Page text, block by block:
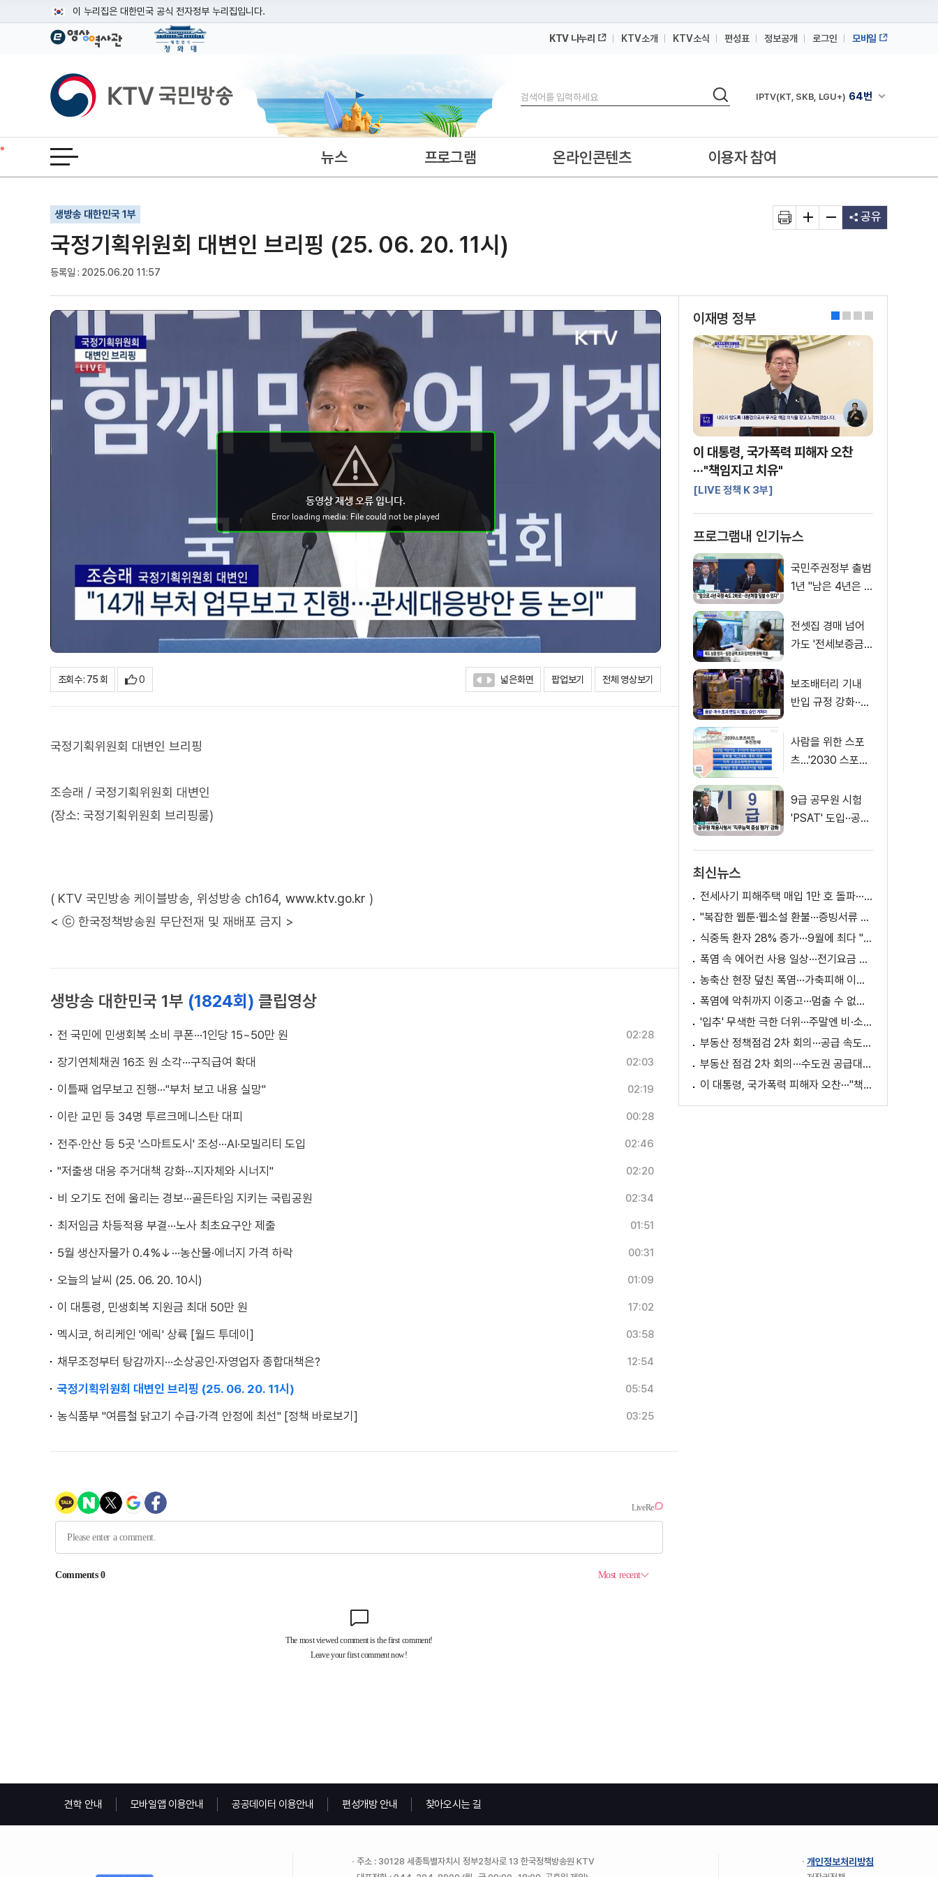
이 누리집은 대한민국 공식 전자정부 누리집입니다.
공식 누리집 주소 확인하기
이밖에 or.kr 또는 .kr등 다른 도메인 주소를 사용하고 있다면 아래 URL에서 도메인 주소를 확인해 보세요
운영중인 공식 누리집보기
KTV 나누리 KTV소개 KTV소식 편성표 정보공개 로그인 모바일
KTV국민방송
검색
검색 채널안내 펼쳐
IPTV(KT, SKB, LGU+) 64번
IPTV(KT, SKB, LGU+)
전체메뉴 열기 뉴스 프로그램 온라인콘텐츠 이용자 참여
생방송 대한민국 1부
국정기획위원회 대변인 브리핑 (25. 06. 20. 11시)
등록일 : 2025.06.20 11:57
기사인쇄
글자확대
글자축소 공유
조회수 : 75 회 0 넓은화면 팝업보기 전체 영상보기
국정기획위원회 대변인 브리핑
조승래 / 국정기획위원회 대변인
(장소: 국정기획위원회 브리핑룸)
( KTV 국민방송 케이블방송, 위성방송 ch164, www.ktv.go.kr )
< ⓒ 한국정책방송원 무단전재 및 재배포 금지 >
생방송 대한민국 1부 (1824회) 클립영상
전 국민에 민생회복 소비 쿠폰···1인당 15~50만 원 02:28
장기연체채권 16조 원 소각···구직급여 확대 02:03
이틀째 업무보고 진행···"부처 보고 내용 실망" 02:19
이란 교민 등 34명 투르크메니스탄 대피 00:28
전주·안산 등 5곳 '스마트도시' 조성···AI·모빌리티 도입 02:46
"저출생 대응 주거대책 강화···지자체와 시너지" 02:20
비 오기도 전에 울리는 경보···골든타임 지키는 국립공원 02:34
최저임금 차등적용 부결···노사 최초요구안 제출 01:51
5월 생산자물가 0.4%↓···농산물·에너지 가격 하락 00:31
오늘의 날씨 (25. 06. 20. 10시) 01:09
이 대통령, 민생회복 지원금 최대 50만 원 17:02
멕시코, 허리케인 '에릭' 상륙 [월드 투데이] 03:58
채무조정부터 탕감까지···소상공인·자영업자 종합대책은? 12:54
국정기획위원회 대변인 브리핑 (25. 06. 20. 11시) 05:54
농식품부 "여름철 닭고기 수급·가격 안정에 최선" [정책 바로보기] 03:25
이재명 정부 0
1
2
3
이 대통령, 국가폭력 피해자 오찬
···"책임지고 치유"
[LIVE 정책 K 3부]
프로그램내 인기뉴스
국민주권정부 출범
1년 "남은 4년은 8
전셋집 경매 넘어
가도 '전세보증금'
보조배터리 기내
반입 규정 강화··
사람을 위한 스포
츠…'2030 스포츠
9급 공무원 시험
'PSAT' 도입··공정
최신뉴스
전세사기 피해주택 매입 1만 호 돌파···피해 지원 속도
"복잡한 웹툰·웹소설 환불···증빙서류 요구까지"
식중독 환자 28% 증가···9월에 최다 "입추 방심 금물"
폭염 속 에어컨 사용 일상···전기요금 줄이려면?
농축산 현장 덮친 폭염···가축피해 이틀 새 28만 마리↑
폭염에 악취까지 이중고···멈출 수 없는 필수노동
'입추' 무색한 극한 더위···주말엔 비·소나기
부동산 정책점검 2차 회의···공급 속도전 본격화하나
부동산 점검 2차 회의···수도권 공급대책 논의
이 대통령, 국가폭력 피해자 오찬···"책임지고 치유"
견학 안내 모바일앱 이용안내 공공데이터 이용안내 편성개방 안내 찾아오시는 길
주소 : 30128 세종특별자치시 정부2청사로 13 한국정책방송원 KTV
개인정보처리방침